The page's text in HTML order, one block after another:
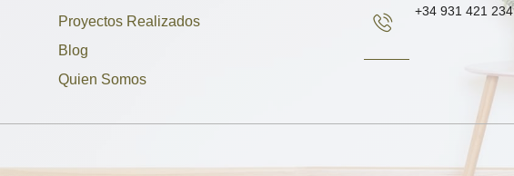
Proyectos Realizados
Blog
Quien Somos
+34 931 421 234